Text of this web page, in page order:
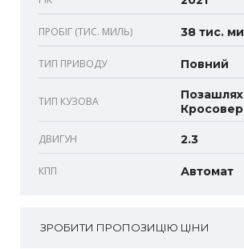
ПРОБІГ (ТИС. МИЛЬ) 38 тис.
ТИП ПРИВОДУ Повний
ТИП КУЗОВА
Кросовер
ДВИГУН 2.3
КПП Автомат
ЗРОБИТИ ПРОПОЗИЦІЮ ЦІНИ